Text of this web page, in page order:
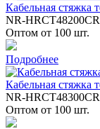
Кабельная стяжка
NR-HRCT48200CR
Оптом от 100 шт.
Подробнее
Кабельная стяжка
NR-HRCT48300CR
Оптом от 100 шт.